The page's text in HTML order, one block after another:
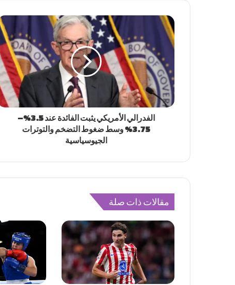
الفدرالي الأمريكي يثبت الفائدة عند 3.5%–
3.75% وسط ضغوط التضخم والتوترات
الجيوسياسية
مقالات ذات صلة